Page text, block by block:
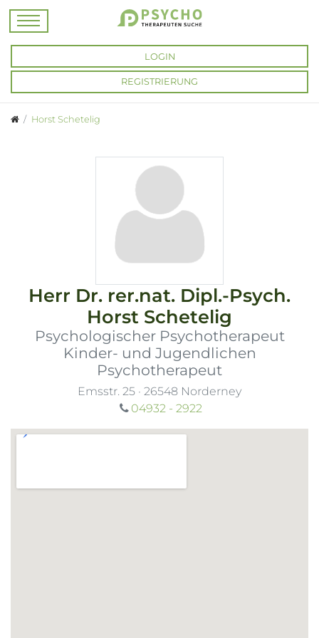
LOGIN
REGISTRIERUNG
Horst Schetelig
Herr Dr. rer.nat. Dipl.-Psych.
Horst Schetelig
Psychologischer Psychotherapeut
Kinder- und Jugendlichen
Psychotherapeut
Emsstr. 25 · 26548 Norderney
04932 - 2922